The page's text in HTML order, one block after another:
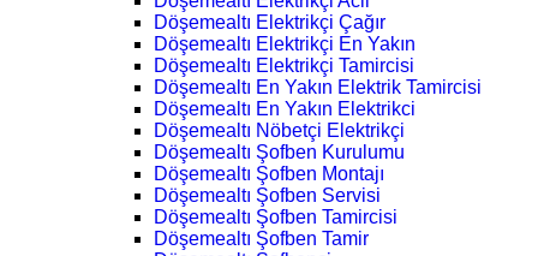
Döşemealtı Elektrikçi Çağır
Döşemealtı Elektrikçi En Yakın
Döşemealtı Elektrikçi Tamircisi
Döşemealtı En Yakın Elektrik Tamircisi
Döşemealtı En Yakın Elektrikci
Döşemealtı Nöbetçi Elektrikçi
Döşemealtı Şofben Kurulumu
Döşemealtı Şofben Montajı
Döşemealtı Şofben Servisi
Döşemealtı Şofben Tamircisi
Döşemealtı Şofben Tamir